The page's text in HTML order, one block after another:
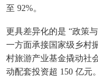
至 92%。
更具差异化的是 “政策
一方面承接国家级乡村
村旅游产业基金撬动社
动配套投资超 150 亿元